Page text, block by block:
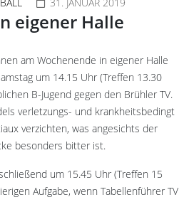
eigener Halle
am Wochenende in eigener Halle
um 14.15 Uhr (Treffen 13.30
B-Jugend gegen den Brühler TV.
verletzungs- und krankheitsbedingt
verzichten, was angesichts der
besonders bitter ist.
um 15.45 Uhr (Treffen 15
Aufgabe, wenn Tabellenführer TV